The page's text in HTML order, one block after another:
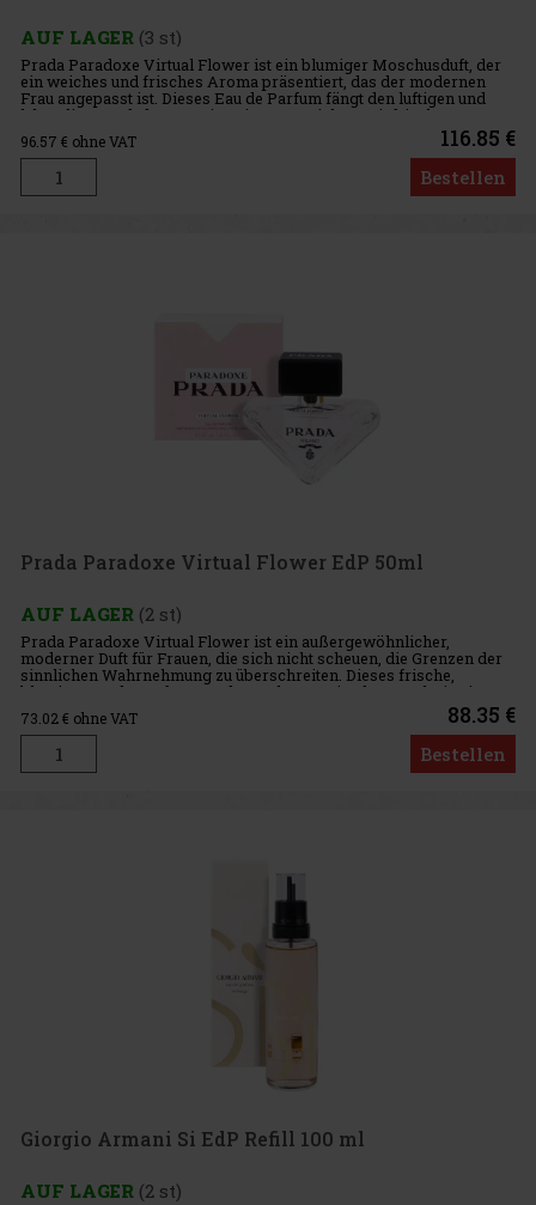
AUF LAGER (3 st)
Prada Paradoxe Virtual Flower ist ein blumiger Moschusduft, der
ein weiches und frisches Aroma präsentiert, das der modernen
Frau angepasst ist. Dieses Eau de Parfum fängt den luftigen und
lebendigen Duft des Jasmins ein, angereichert mit frischen No
96.57 € ohne VAT 116.85 €
Bestellen
Prada Paradoxe Virtual Flower EdP 50ml
AUF LAGER (2 st)
Prada Paradoxe Virtual Flower ist ein außergewöhnlicher,
moderner Duft für Frauen, die sich nicht scheuen, die Grenzen der
sinnlichen Wahrnehmung zu überschreiten. Dieses frische,
blumige Eau de Parfum aus dem Jahr 2024 ist das Ergebnis einer
Verschm
73.02€ ohne VAT 88.35 €
Bestellen
Giorgio Armani Si EdP Refill 100 ml
AUF LAGER (2 st)